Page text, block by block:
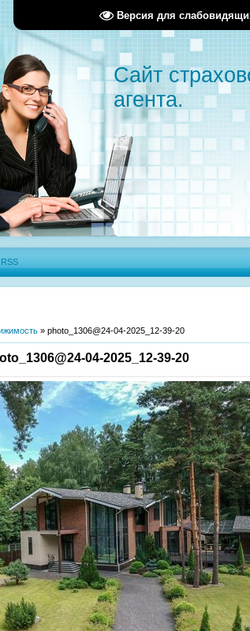
Версия для
Сайт
агента.
RSS
» photo_1306@24-04-2025_12-39-20
04-2025_12-39-20